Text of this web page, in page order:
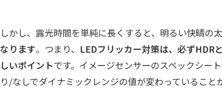
しかし、露光時間を単純に長くすると、明るい快晴の
なります。つまり、 LEDフリッカー対策は、必ずHDR
しいポイントです。イメージセンサーのスペックシー
り/なしでダイナミックレンジの値が変わっていること